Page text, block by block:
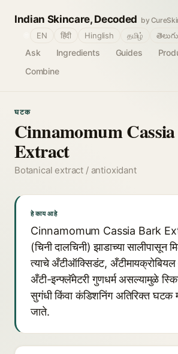
Indian Skincare, Decoded by
Ask Ingredients Guides
Combine
EN हिंदी Hinglish தமிழ் తెలుగు
घटक
Cinnamomum
Extract
Botanical extract / antioxidant
हे काय आहे
Cinnamomum Cassia Bark
(चिनी दालचिनी) झाडाच्या
त्याचे अँटीऑक्सिडंट,
अँटी-इन्फ्लॅमेटरी गुणधर्म असल्यामुळे
सुगंधी किंवा कंडिशनिंग अतिरिक्त घटक
जाते.